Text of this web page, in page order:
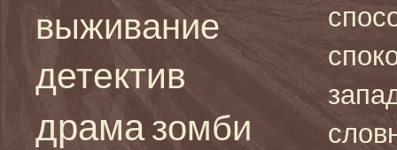
выживание
детектив
драма зомби